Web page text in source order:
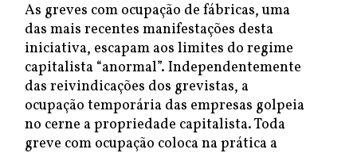
As greves com ocupação de fábricas, uma
das mais recentes manifestações desta
iniciativa, escapam aos limites do regime
capitalista “anormal”. Independentemente
das reivindicações dos grevistas, a
ocupação temporária das empresas golpeia
no cerne a propriedade capitalista. Toda
greve com ocupação coloca na prática a